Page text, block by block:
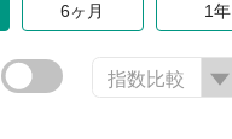
6ヶ月 1年
指数比較